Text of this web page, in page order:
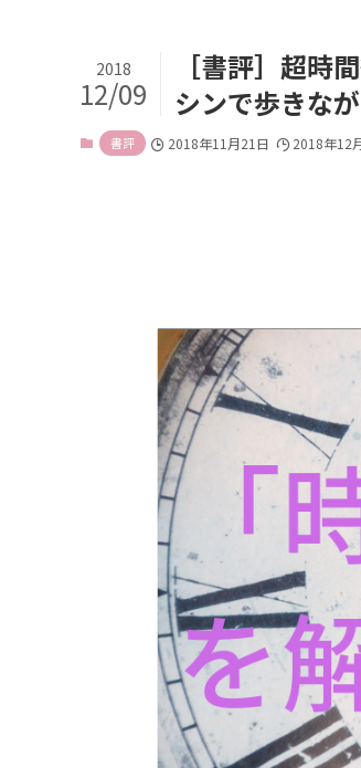
［書評］超時
シンで歩きな
2018
12/09
書評 2018年11月21日 2018年12